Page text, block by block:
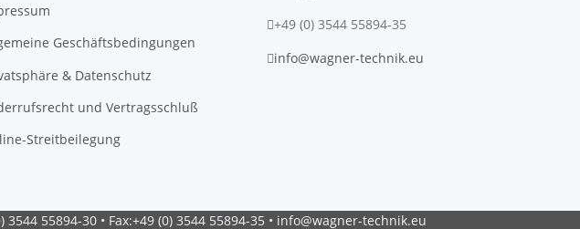
Geschäftsbedingungen
& Datenschutz
und Vertragsschluß
Streitbeilegung
+49 (0) 3544 55894-35
info@wagner-technik.eu
55894-30 • Fax:+49 (0) 3544 55894-35 • info@wagner-technik.eu